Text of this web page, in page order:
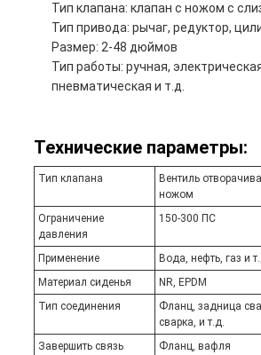
Тип клапана: клапан с ножом с
Тип привода: рычаг, редуктор,
Размер: 2-48 дюймов
Тип работы: ручная,
пневматическая и т.д.
Технические параметры:
Тип клапана
Вентиль
ножом
Ограничение
давления
150-300 ПС
Применение
Вода, нефть, газ и
Материал сиденья
NR, EPDM
Тип соединения
Фланц, задница
сварка, и т.д.
Завершить связь
Фланц, вафля